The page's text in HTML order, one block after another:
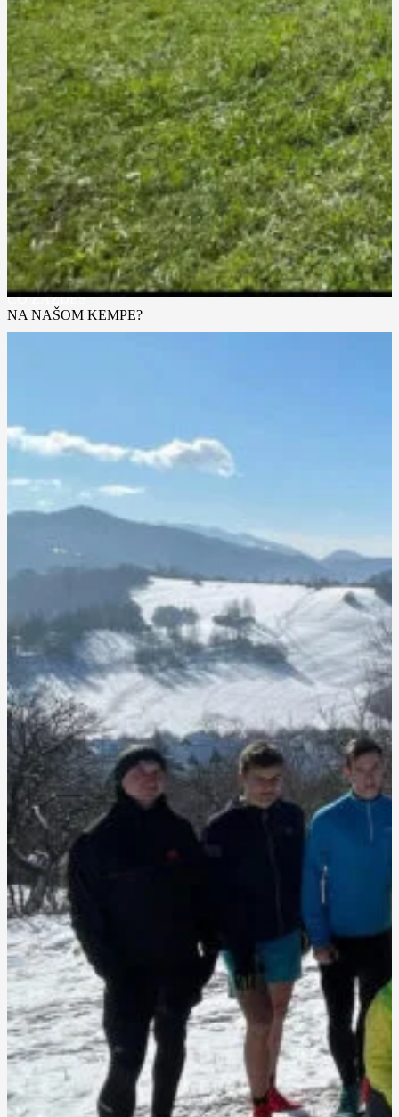
Janka
účastník kempu
Môj tretí kemp tento rok a úplne vidím som nadšená že z kempu na
kemp mám lepšiu výdrž nohy úplne držía, to som strašne rada a
kilometre viac, takže určite za mňa úplne top super.
Zuzka
účastník kempu
Na kempe bolo špičkovo, hlavne som si oddýchol pracovne s
dobrou partiou a na budúci rok sa vraciam znova.
Štefan
účastník kempu
PROGRAM KEMPU
ČO ZAŽIJEŠ
NA NAŠOM KEMPE?
4-DŇOVÝ KEMP
MAXIMÁLNY PROGRES. DOKONALÝ RESET.